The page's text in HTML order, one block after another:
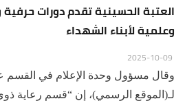
العتبة الحسينية تقدم دورات
وعلمية لأبناء الشهداء
وقال مسؤول وحدة الإعلام في
لـ(الموقع الرسمي)، إن “قسم رعاية